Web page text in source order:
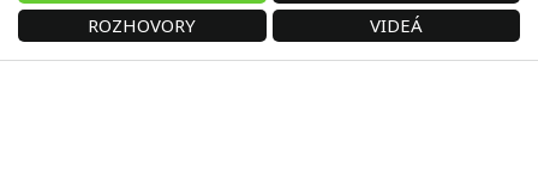
ROZHOVORY
VIDEÁ